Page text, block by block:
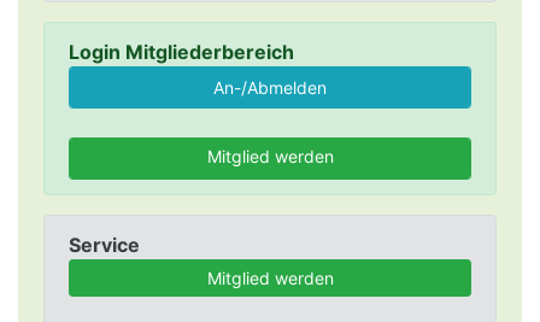
Login Mitgliederbereich
Mitglied werden
Service
Mitglied werden